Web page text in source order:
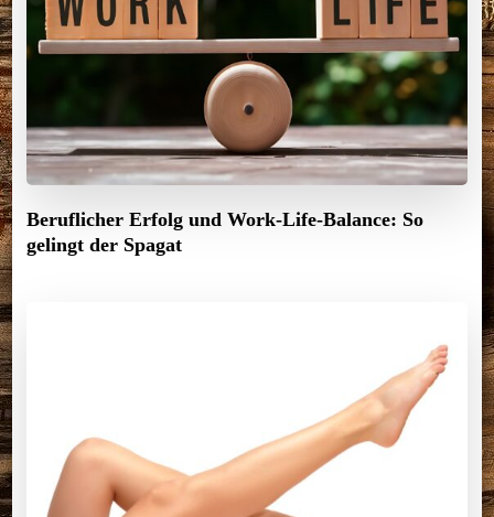
Beruflicher Erfolg und Work-Life-Balance: So
gelingt der Spagat